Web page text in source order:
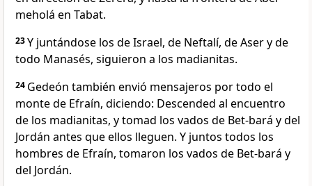
meholá en Tabat.
23Y juntándose los de Israel, de Neftalí, de Aser y de
todo Manasés, siguieron a los madianitas.
24 Gedeón también envió mensajeros por todo el
monte de Efraín, diciendo: Descended al encuentro
de los madianitas, y tomad los vados de Bet-bará y del
Jordán antes que ellos lleguen. Y juntos todos los
hombres de Efraín, tomaron los vados de Bet-bará y
del Jordán.